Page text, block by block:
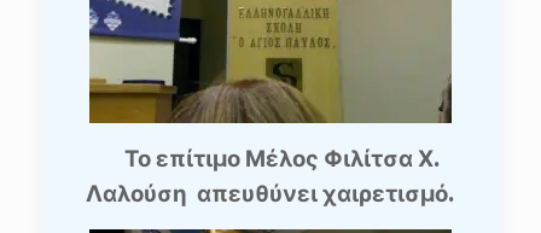
Το επίτιμο Μέλος Φιλίτσα Χ.
Λαλούση απευθύνει χαιρετισμό.